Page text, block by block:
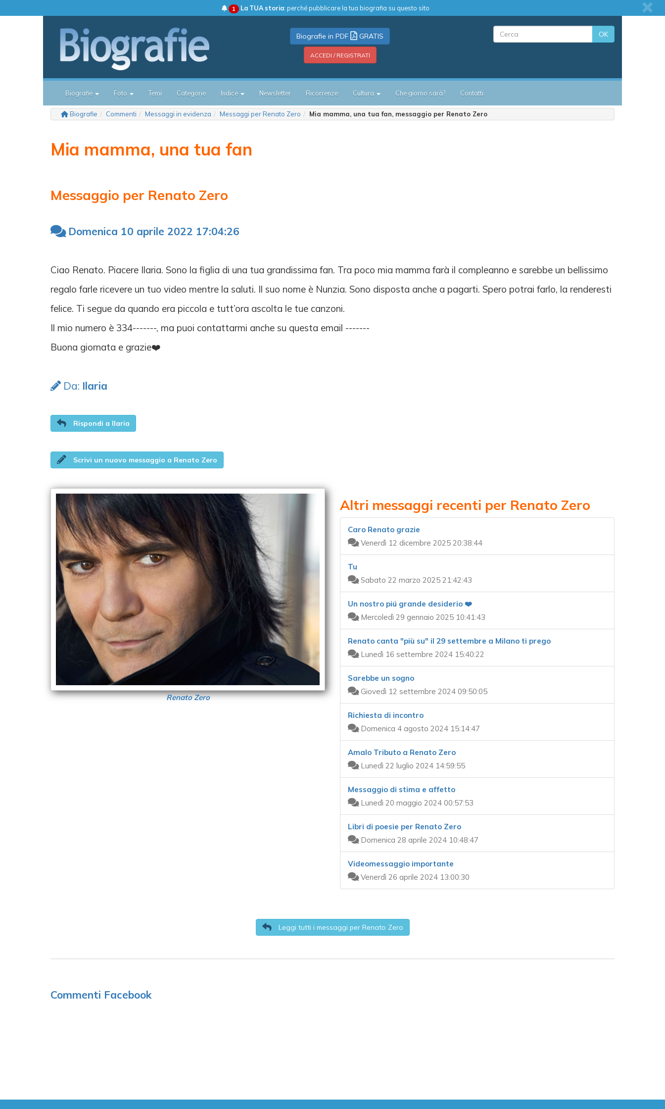
1 La TUA storia: perché pubblicare la tua biografia su questo sito
Biografie in PDF GRATIS
ACCEDI / REGISTRATI
OK
Biografie Foto Temi Categorie Indice Newsletter Ricorrenze Cultura Che giorno sarà? Contatti
Biografie Commenti Messaggi in evidenza Messaggi per Renato Zero Mia mamma, una tua fan, messaggio per Renato Zero
Mia mamma, una tua fan
Messaggio per Renato Zero
Domenica 10 aprile 2022 17:04:26
Ciao Renato. Piacere Ilaria. Sono la figlia di una tua grandissima fan. Tra poco mia mamma farà il compleanno e sarebbe un bellissimo
regalo farle ricevere un tuo video mentre la saluti. Il suo nome è Nunzia. Sono disposta anche a pagarti. Spero potrai farlo, la renderesti
felice. Ti segue da quando era piccola e tutt’ora ascolta le tue canzoni.
Il mio numero è 334-------, ma puoi contattarmi anche su questa email -------
Buona giornata e grazie❤️
Da: Ilaria
Rispondi a Ilaria
Scrivi un nuovo messaggio a Renato Zero
Renato Zero
Altri messaggi recenti per Renato Zero
Caro Renato grazie
Venerdì 12 dicembre 2025 20:38:44
Tu
Sabato 22 marzo 2025 21:42:43
Un nostro piú grande desiderio ❤️
Mercoledì 29 gennaio 2025 10:41:43
Renato canta "più su" il 29 settembre a Milano ti prego
Lunedì 16 settembre 2024 15:40:22
Sarebbe un sogno
Giovedì 12 settembre 2024 09:50:05
Richiesta di incontro
Domenica 4 agosto 2024 15:14:47
Amalo Tributo a Renato Zero
Lunedì 22 luglio 2024 14:59:55
Messaggio di stima e affetto
Lunedì 20 maggio 2024 00:57:53
Libri di poesie per Renato Zero
Domenica 28 aprile 2024 10:48:47
Videomessaggio importante
Venerdì 26 aprile 2024 13:00:30
Leggi tutti i messaggi per Renato Zero
Commenti Facebook